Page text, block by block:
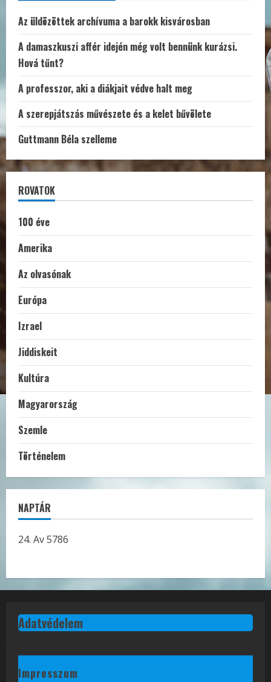
Az üldözöttek archívuma a barokk kisvárosban
A damaszkuszi affér idején még volt bennünk kurázsi.
Hová tűnt?
A professzor, aki a diákjait védve halt meg
A szerepjátszás művészete és a kelet bűvölete
Guttmann Béla szelleme
ROVATOK
100 éve
Amerika
Az olvasónak
Európa
Izrael
Jiddiskeit
Kultúra
Magyarország
Szemle
Történelem
NAPTÁR
24. Av 5786
Adatvédelem
Impresszum